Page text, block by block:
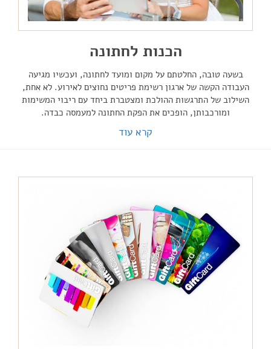
הכנות לחתונה
בשעה טובה, החלטתם על מקום ומועד לחתונה, ועכשיו מגיעה
העבודה הקשה של ארגון רשימת פריטים נחוצים לאירוע. לא אחת,
השילוב של התרגשות ההולכת ומצטברת ביחד עם ריבוי המשימות
ומורכבותן, הופכים את הפקת החתונה למעמסה כבדה.
קרא עוד